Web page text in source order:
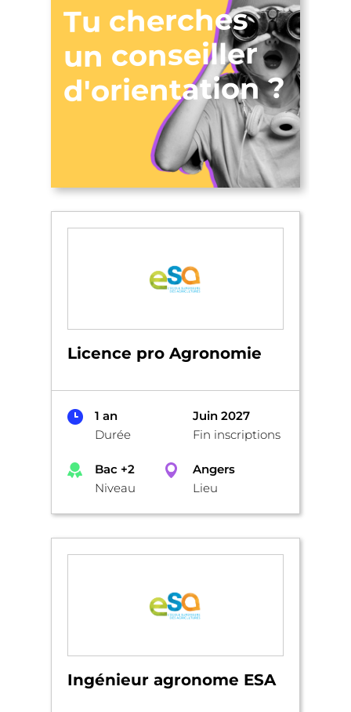
Tu cherches
un conseiller
d'orientation ?
Licence pro Agronomie
1 an
Durée
Juin 2027
Fin inscriptions
Bac +2
Niveau
Angers
Lieu
Ingénieur agronome ESA